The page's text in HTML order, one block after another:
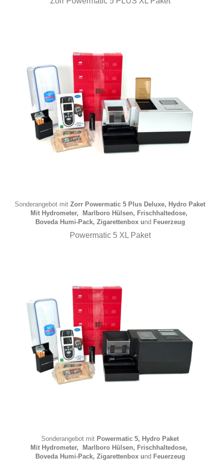
Sonderangebot mit Zorr Powermatic 5 Plus Deluxe, Hydro Paket
Mit Hydrometer, Marlboro Hülsen, Frischhaltedose,
Boveda Humi-Pack, Zigarettenboxund Feuerzeug
Powermatic 5 XL Paket
Sonderangebot mit Powermatic 5, Hydro Paket
Mit Hydrometer, Marlboro Hülsen, Frischhaltedose,
Boveda Humi-Pack, Zigarettenboxund Feuerzeug